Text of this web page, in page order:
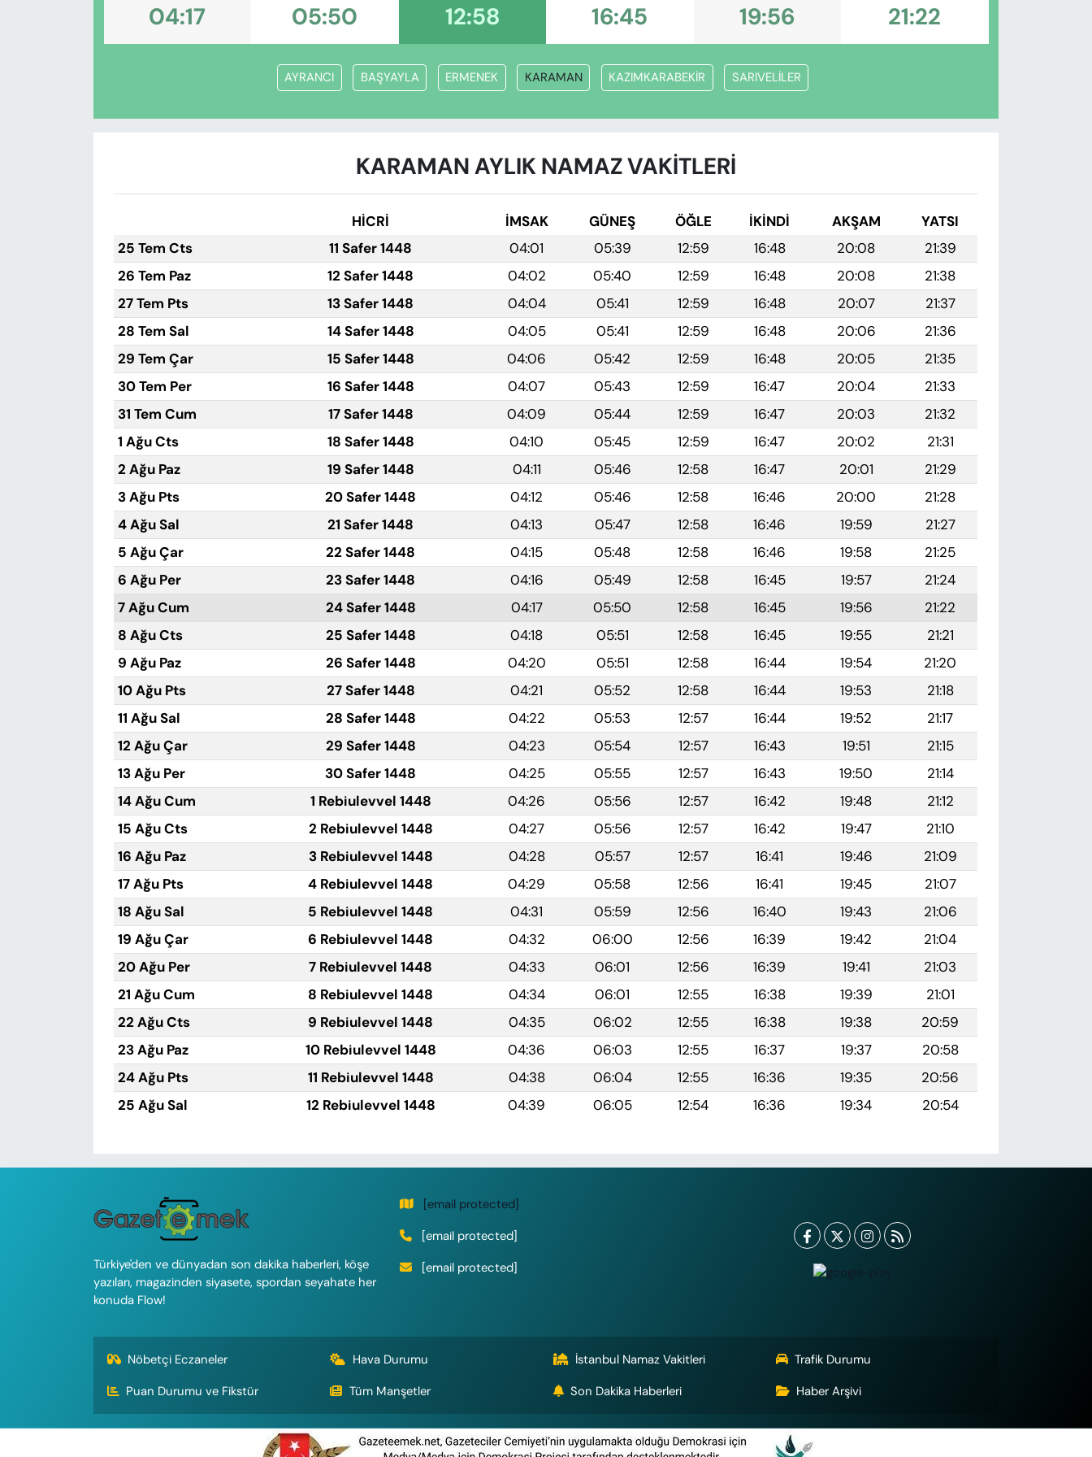
04:17 05:50 12:58 16:45 19:56 21:22
AYRANCI BAŞYAYLA ERMENEK KARAMAN KAZIMKARABEKİR SARIVELİLER
KARAMAN AYLIK NAMAZ VAKITLERI
HİCRİ İMSAK GÜNEŞ ÖĞLE İKINDI AKŞAM
YATSI
25 Tem Cts
11 Safer 1448 04:01 05:39 12:59 16:48 20:08
21:39
26 Tem Paz
12 Safer 1448 04:02 05:40 12:59 16:48 20:08
21:38
27 Tem Pts
13 Safer 1448 04:04 05:41 12:59 16:48 20:07
21:37
28 Tem Sal
14 Safer 1448 04:05 05:41 12:59 16:48 20:06
21:36
29 Tem Çar
15 Safer 1448 04:06 05:42 12:59 16:48 20:05
21:35
30 Tem Per
16 Safer 1448 04:07 05:43 12:59 16:47 20:04
21:33
31 Tem Cum
17 Safer 1448 04:09 05:44 12:59 16:47 20:03
21:32
1 Ağu Cts
18 Safer 1448 04:10 05:45 12:59 16:47 20:02
21:31
2 Ağu Paz
19 Safer 1448 04:11 05:46 12:58 16:47 20:01
21:29
3 Ağu Pts
20 Safer 1448 04:12 05:46 12:58 16:46 20:00
21:28
4 Ağu Sal
21 Safer 1448 04:13 05:47 12:58 16:46 19:59
21:27
5 Ağu Çar
22 Safer 1448 04:15 05:48 12:58 16:46 19:58
21:25
6 Ağu Per
23 Safer 1448 04:16 05:49 12:58 16:45 19:57
21:24
7 Ağu Cum
24 Safer 1448 04:17 05:50 12:58 16:45 19:56
21:22
8 Ağu Cts
25 Safer 1448 04:18 05:51 12:58 16:45 19:55
21:21
9 Ağu Paz
26 Safer 1448 04:20 05:51 12:58 16:44 19:54
21:20
10 Ağu Pts
27 Safer 1448 04:21 05:52 12:58 16:44 19:53
21:18
11 Ağu Sal
28 Safer 1448 04:22 05:53 12:57 16:44 19:52
21:17
12 Ağu Çar
29 Safer 1448 04:23 05:54 12:57 16:43 19:51
21:15
13 Ağu Per
30 Safer 1448 04:25 05:55 12:57 16:43 19:50
21:14
14 Ağu Cum
1 Rebiulevvel 1448 04:26 05:56 12:57 16:42 19:48
21:12
15 Ağu Cts
2 Rebiulevvel 1448 04:27 05:56 12:57 16:42 19:47
21:10
16 Ağu Paz
3 Rebiulevvel 1448 04:28 05:57 12:57 16:41 19:46
21:09
17 Ağu Pts
4 Rebiulevvel 1448 04:29 05:58 12:56 16:41 19:45
21:07
18 Ağu Sal
5 Rebiulevvel 1448 04:31 05:59 12:56 16:40 19:43
21:06
19 Ağu Çar
6 Rebiulevvel 1448 04:32 06:00 12:56 16:39 19:42
21:04
20 Ağu Per
7 Rebiulevvel 1448 04:33 06:01 12:56 16:39 19:41
21:03
21 Ağu Cum
8 Rebiulevvel 1448 04:34 06:01 12:55 16:38 19:39
21:01
22 Ağu Cts
9 Rebiulevvel 1448 04:35 06:02 12:55 16:38 19:38
20:59
23 Ağu Paz
10 Rebiulevvel 1448 04:36 06:03 12:55 16:37 19:37
20:58
24 Ağu Pts
11 Rebiulevvel 1448 04:38 06:04 12:55 16:36 19:35
20:56
25 Ağu Sal
12 Rebiulevvel 1448 04:39 06:05 12:54 16:36 19:34 20:54
Türkiye'den ve dünyadan son dakika haberleri, köşe
yazıları, magazinden siyasete, spordan seyahate her
konuda Flow!
[email protected]
[email protected]
[email protected]
Nöbetçi Eczaneler Hava Durumu İstanbul Namaz Vakitleri
Trafik Durumu
Puan Durumu ve Fikstür
Tüm Manşetler Son Dakika Haberleri Haber Arşivi
YAZAR KÖŞESİ
VAN VE DİYARBAKIR HABERLERİ